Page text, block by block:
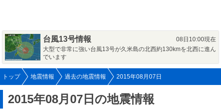
台風13号情報
08日10:00現在
大型で非常に強い台風13号が久米島の北西約130kmを北西に進ん
でいます
トップ 地震情報 過去の地震情報 2015年08月07日
2015年08月07日の地震情報